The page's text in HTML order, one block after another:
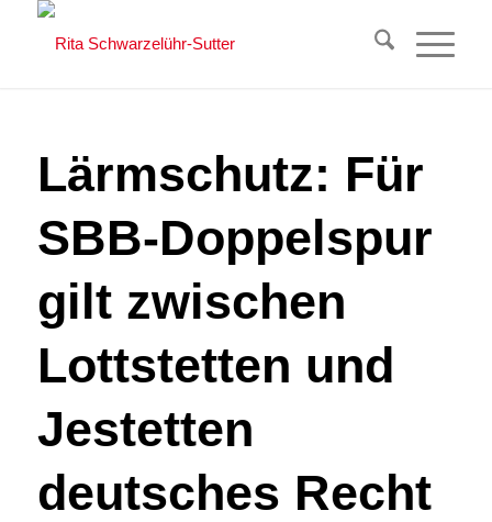
Lärmschutz: Für
SBB-Doppelspur
gilt zwischen
Lottstetten und
Jestetten
deutsches Recht